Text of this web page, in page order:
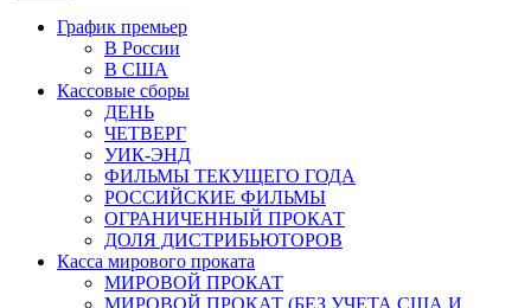
График премьер
В России
В США
Кассовые сборы
ДЕНЬ
ЧЕТВЕРГ
УИК-ЭНД
ФИЛЬМЫ ТЕКУЩЕГО ГОДА
РОССИЙСКИЕ ФИЛЬМЫ
ОГРАНИЧЕННЫЙ ПРОКАТ
ДОЛЯ ДИСТРИБЬЮТОРОВ
Касса мирового проката
МИРОВОЙ ПРОКАТ
МИРОВОЙ ПРОКАТ (БЕЗ УЧЕТА США И